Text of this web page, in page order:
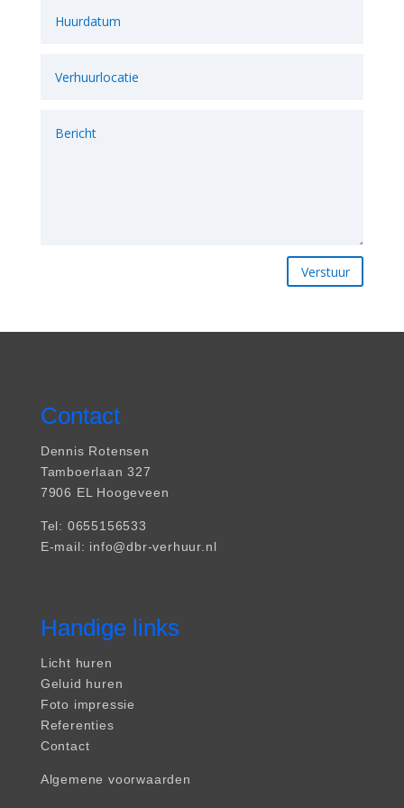
Verstuur
Contact
Dennis Rotensen
Tamboerlaan 327
7906 EL Hoogeveen
Tel: 0655156533
E-mail: info@dbr-verhuur.nl
Handige links
Licht huren
Geluid huren
Foto impressie
Referenties
Contact
Algemene voorwaarden